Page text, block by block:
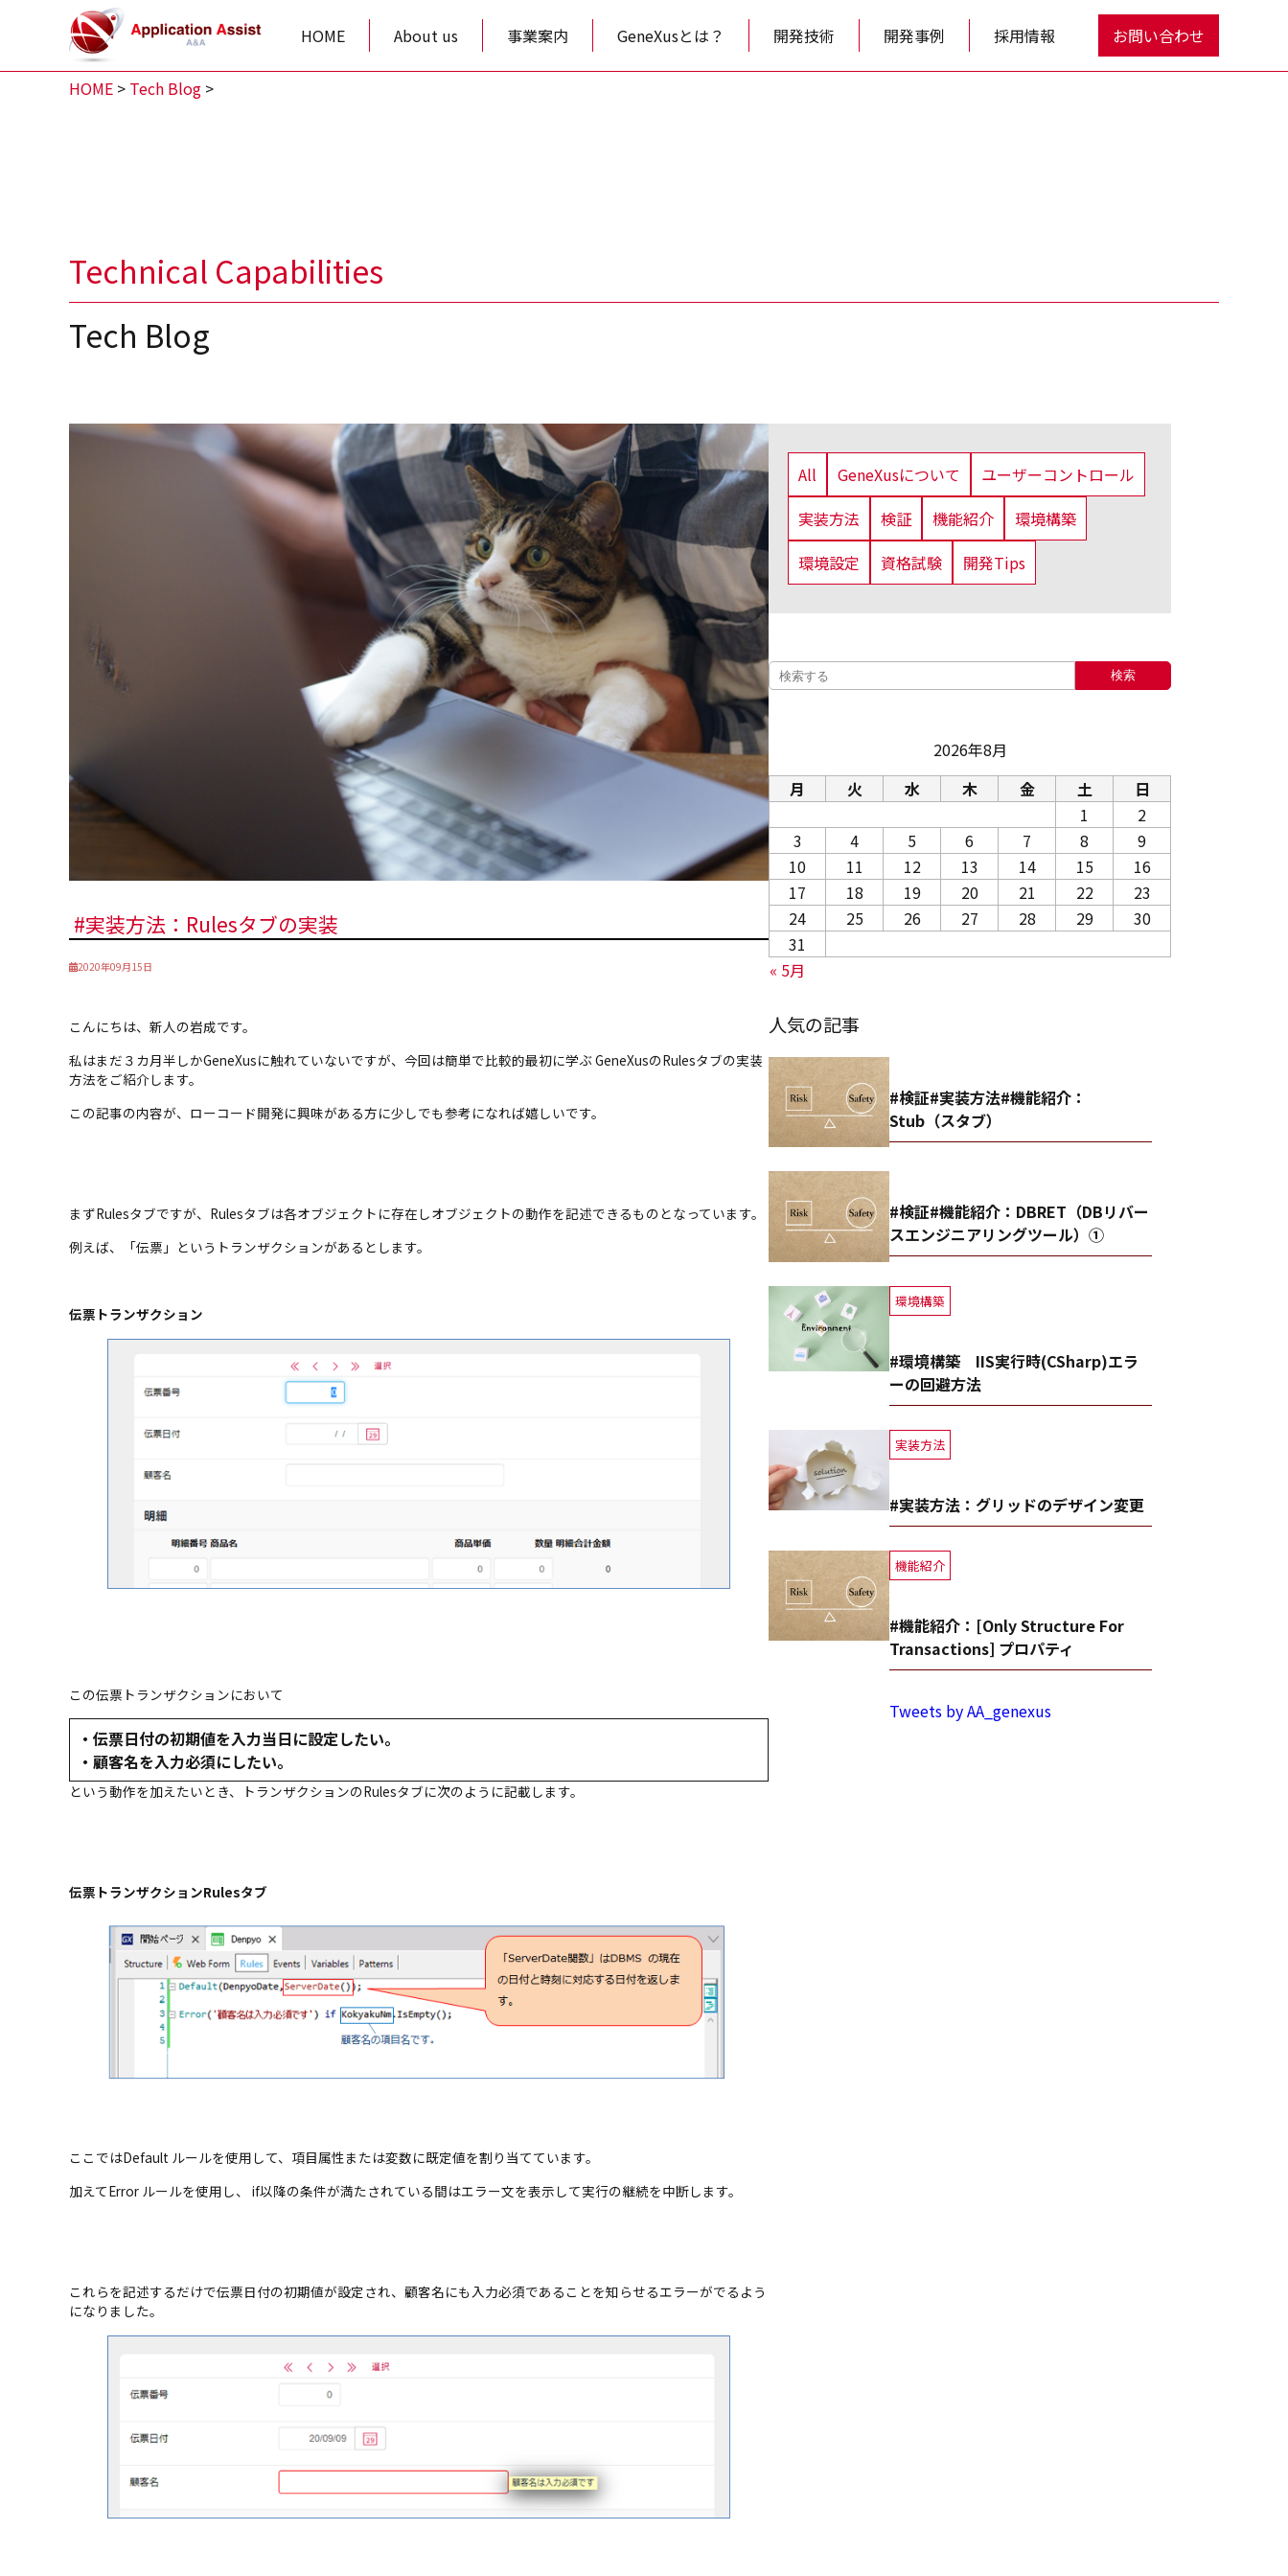
HOME About us 事業案内 GeneXusとは？ 開発技術 開発事例 採用情報 お問い合わせ
HOME > Tech Blog >
Technical Capabilities
Tech Blog
#実装方法：Rulesタブの実装
2020年09月15日
こんにちは、新人の岩成です。
私はまだ３カ月半しかGeneXusに触れていないですが、今回は簡単で比較的最初に学ぶ GeneXusのRulesタブの実装
方法をご紹介します。
この記事の内容が、ローコード開発に興味がある方に少しでも参考になれば嬉しいです。
まずRulesタブですが、Rulesタブは各オブジェクトに存在しオブジェクトの動作を記述できるものとなっています。
例えば、「伝票」というトランザクションがあるとします。
伝票トランザクション
この伝票トランザクションにおいて
・伝票日付の初期値を入力当日に設定したい。
・顧客名を入力必須にしたい。
という動作を加えたいとき、トランザクションのRulesタブに次のように記載します。
伝票トランザクションRulesタブ
ここではDefault ルールを使用して、項目属性または変数に既定値を割り当てています。
加えてError ルールを使用し、 if以降の条件が満たされている間はエラー文を表示して実行の継続を中断します。
これらを記述するだけで伝票日付の初期値が設定され、顧客名にも入力必須であることを知らせるエラーがでるよう
になりました。
All GeneXusについて
ユーザーコントロール
実装方法
検証 機能紹介
環境構築
環境設定
資格試験 開発Tips
検索
2026年8月
月
火 水 木 金 土 日
« 5月
1
2
3
4 5 6 7 8
9
10
11 12 13 14 15
16
17
18 19 20 21 22
23
24
25 26 27 28 29
30
31
人気の記事
#検証#実装方法#機能紹介：
Stub（スタブ）
#検証#機能紹介：DBRET（DBリバー
スエンジニアリングツール）①
環境構築
#環境構築 IIS実行時(CSharp)エラ
ーの回避方法
実装方法
#実装方法：グリッドのデザイン変更
機能紹介
#機能紹介：[Only Structure For
Transactions] プロパティ
Tweets by AA_genexus